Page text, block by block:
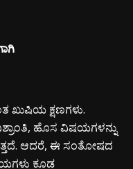
ಖುಷಿಯ ಕ್ಷಣಗಳು.
ಹೊಸ ವಿಷಯಗಳನ್ನು
ಆದರೆ, ಈ ಸಂತೋಷದ
ಕೂಡ